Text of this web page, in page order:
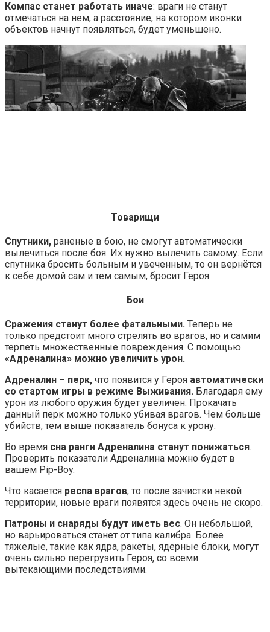
Компас станет работать иначе: враги не станут
отмечаться на нем, а расстояние, на котором иконки
объектов начнут появляться, будет уменьшено.
Товарищи
Спутники, раненые в бою, не смогут автоматически
вылечиться после боя. Их нужно вылечить самому. Если
спутника бросить больным и увеченным, то он вернётся
к себе домой сам и тем самым, бросит Героя.
Бои
Сражения станут более фатальными. Теперь не
только предстоит много стрелять во врагов, но и самим
терпеть множественные повреждения. С помощью
«Адреналина» можно увеличить урон.
Адреналин – перк, что появится у Героя автоматически
со стартом игры в режиме Выживания. Благодаря ему
урон из любого оружия будет увеличен. Прокачать
данный перк можно только убивая врагов. Чем больше
убийств, тем выше показатель бонуса к урону.
Во время сна ранги Адреналина станут понижаться.
Проверить показатели Адреналина можно будет в
вашем Pip-Boy.
Что касается респа врагов, то после зачистки некой
территории, новые враги появятся здесь очень не скоро.
Патроны и снаряды будут иметь вес. Он небольшой,
но варьироваться станет от типа калибра. Более
тяжелые, такие как ядра, ракеты, ядерные блоки, могут
очень сильно перегрузить Героя, со всеми
вытекающими последствиями.